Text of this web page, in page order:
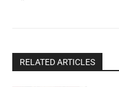
RELATED ARTICLES